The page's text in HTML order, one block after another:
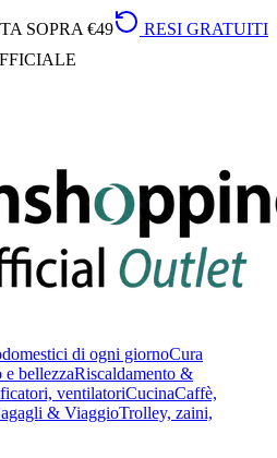
SOPRA €49
RESI GRATUITI
di ogni giornoCura
e bellezzaRiscaldamento &
ventilatoriCucinaCaffè,
& ViaggioTrolley, zaini,